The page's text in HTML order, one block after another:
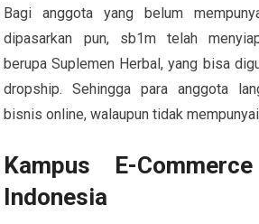
Bagi anggota yang belum
dipasarkan pun, sb1m telah
berupa Suplemen Herbal, yang bisa
dropship. Sehingga para anggota
bisnis online, walaupun tidak
Kampus E-
Indonesia